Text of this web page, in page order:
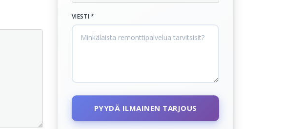
VIESTI *
PYYDÄ ILMAINEN TARJOUS